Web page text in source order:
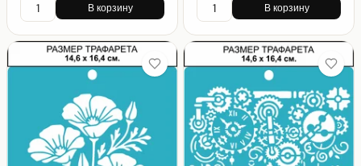
В корзину В корзину